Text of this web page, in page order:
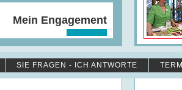
Mein Engagement
SIE FRAGEN - ICH ANTWORTE